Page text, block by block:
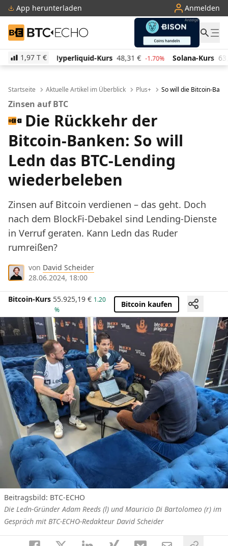
App herunterladen Anmelden
BTC-ECHO
1,97 T €
Kurs 48,31 € -1.70% Solana-Kurs 63,48 € -0.10% TRON-
Startseite Aktuelle Artikel im Überblick Plus+ So will die Bitcoin-
Zinsen auf BTC
Die Rückkehr der
Bitcoin-Banken: So will
Ledn das BTC-Lending
wiederbeleben
Zinsen auf Bitcoin verdienen – das geht. Doch
nach dem BlockFi-Debakel sind Lending-Dienste
in Verruf geraten. Kann Ledn das Ruder
rumreißen?
von David Scheider
28.06.2024, 18:00
Bitcoin-Kurs 55.925,19 € 1.20
%
Bitcoin kaufen
Beitragsbild: BTC-ECHO
Die Ledn-Gründer Adam Reeds (l) und Mauricio Di Bartolomeo (r) im
Gespräch mit BTC-ECHO-Redakteur David Scheider